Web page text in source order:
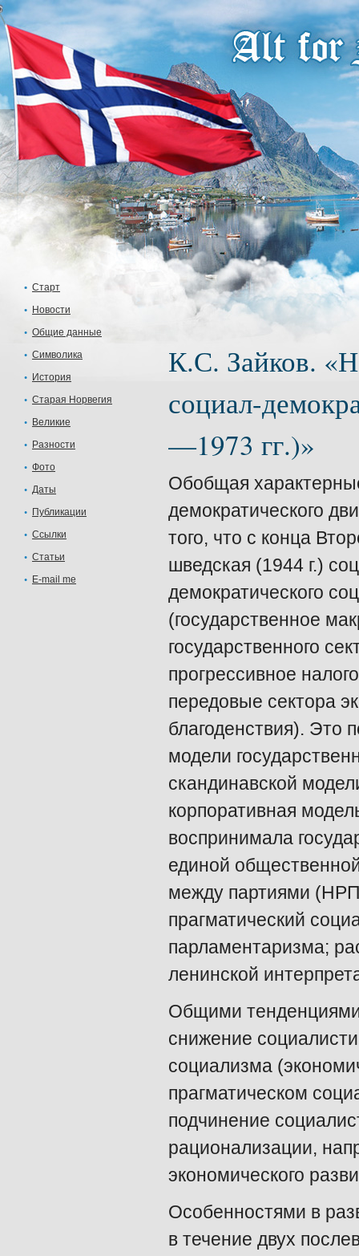
Старт
Новости
Общие данные
Символика
История
Старая Норвегия
Великие
Разности
Фото
Даты
Публикации
Ссылки
Статьи
E-mail me
К.С. Зайков.
социал-
—1973 гг.)»
Обобщая
демократического
того, что с конца
шведская (1944 г.)
демократического
(государственное
государственного
прогрессивное
передовые сектора
благоденствия).
модели
скандинавской
корпоративная
воспринимала
единой
между партиями
прагматический
парламентаризма;
ленинской
Общими
снижение
социализма
прагматическом
подчинение
рационализации,
экономического
Особенностями в
в течение двух